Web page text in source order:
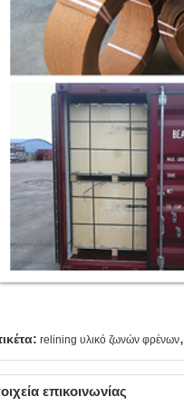
relining υλικό ζωνών φρένων,
επικοινωνίας